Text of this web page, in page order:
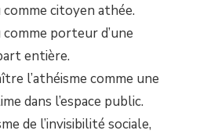
citoyen athée.
porteur d’une
entière.
l’athéisme comme une
dans l’espace public.
de l’invisibilité sociale,